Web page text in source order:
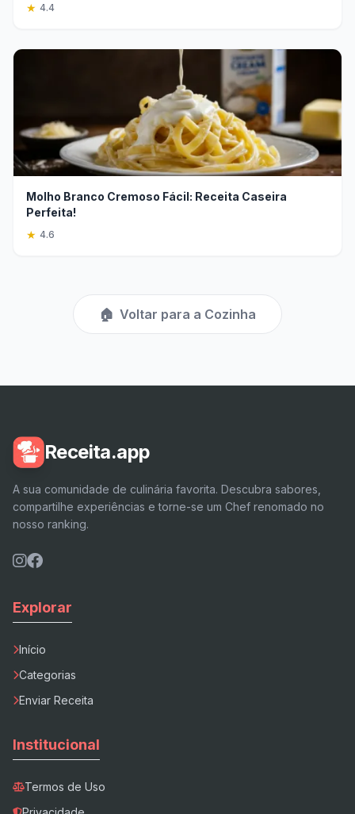
★ 4.4
Molho Branco Cremoso Fácil: Receita Caseira
Perfeita!
★ 4.6
🏠 Voltar para a Cozinha
Receita.app
A sua comunidade de culinária favorita. Descubra sabores,
compartilhe experiências e torne-se um Chef renomado no
nosso ranking.
Explorar
Início
Categorias
Enviar Receita
Institucional
Termos de Uso